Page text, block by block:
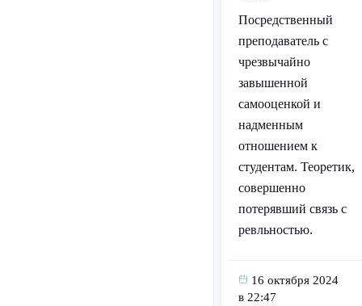
Посредственный
преподаватель с
чрезвычайно
завышенной
самооценкой и
надменным
отношением к
студентам. Теоретик,
совершенно
потерявший связь с
ревльностью.
16 октября 2024
в 22:47